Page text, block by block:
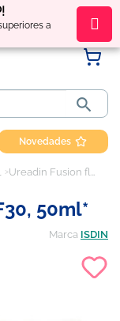
a
compras

Novedades
Ureadin Fusion fluid SPF30, 50ml*
50ml*
Marca ISDIN